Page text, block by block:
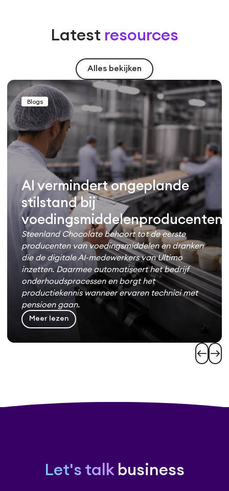
Latest resources
Alles bekijken
Blogs
AI vermindert ongeplande
stilstand bij
voedingsmiddelenproducenten
Steenland Chocolate behoort tot de eerste
producenten van voedingsmiddelen en dranken
die de digitale AI-medewerkers van Ultimo
inzetten. Daarmee automatiseert het bedrijf
onderhoudsprocessen en borgt het
productiekennis wanneer ervaren technici met
pensioen gaan.
Meer lezen
westeast
Let's talk business